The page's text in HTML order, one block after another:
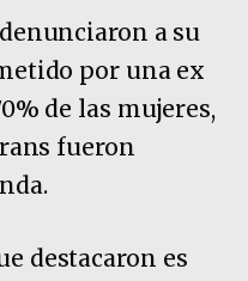
a su
por una ex
de las mujeres,
fueron
destacaron es